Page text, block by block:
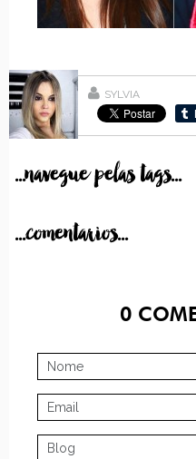
SYLVIA
...navegue pelas tags...
...comentarios...
0